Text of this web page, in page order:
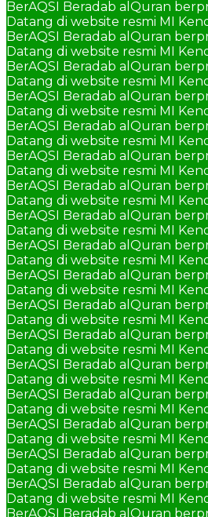
BerAQSI Beradab alQuran
Datang di website resmi MI
BerAQSI Beradab alQuran
Datang di website resmi MI
BerAQSI Beradab alQuran
Datang di website resmi MI
BerAQSI Beradab alQuran
Datang di website resmi MI
BerAQSI Beradab alQuran
Datang di website resmi MI
BerAQSI Beradab alQuran
Datang di website resmi MI
BerAQSI Beradab alQuran
Datang di website resmi MI
BerAQSI Beradab alQuran
Datang di website resmi MI
BerAQSI Beradab alQuran
Datang di website resmi MI
BerAQSI Beradab alQuran
Datang di website resmi MI
BerAQSI Beradab alQuran
Datang di website resmi MI
BerAQSI Beradab alQuran
Datang di website resmi MI
BerAQSI Beradab alQuran
Datang di website resmi MI
BerAQSI Beradab alQuran
Datang di website resmi MI
BerAQSI Beradab alQuran
Datang di website resmi MI
BerAQSI Beradab alQuran
Datang di website resmi MI
BerAQSI Beradab alQuran
Datang di website resmi MI
BerAQSI Beradab alQuran